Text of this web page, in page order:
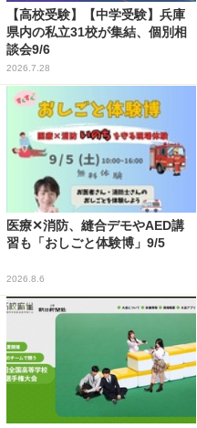
【高校受験】【中学受験】兵庫
県内の私立31校が集結、個別相
談会9/6
2026.7.28
医療✕消防、縫合デモやAED講
習も「おしごと体験博」9/5
2026.8.6